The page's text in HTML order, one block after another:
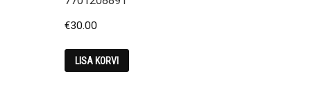
€30.00
LISA KORVI